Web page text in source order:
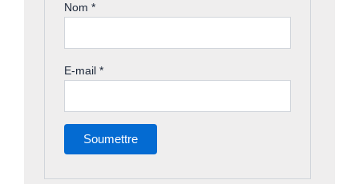
Nom*
E-mail*